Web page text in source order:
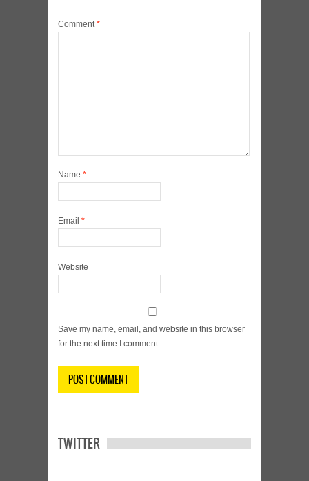
Comment*
Name *
Email *
Website
Save my name, email, and website in this browser
for the next time I comment.
TWITTER